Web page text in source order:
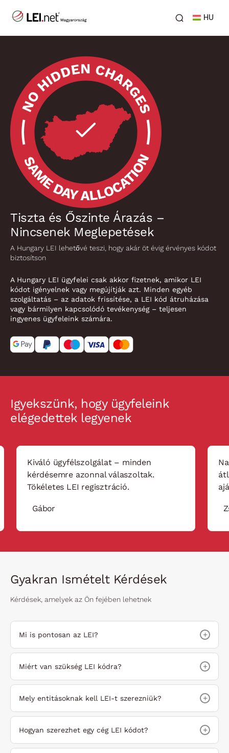
HU
Tiszta és Őszinte Árazás –
Nincsenek Meglepetések
A Hungary LEI lehetővé teszi, hogy akár öt évig érvényes kódot
biztosítson
A Hungary LEI ügyfelei csak akkor fizetnek, amikor LEI
kódot igényelnek vagy megújítják azt. Minden egyéb
szolgáltatás – az adatok frissítése, a LEI kód átruházása
vagy bármilyen kapcsolódó tevékenység – teljesen
ingyenes ügyfeleink számára.
Igyekszünk, hogy ügyfeleink
elégedettek legyenek
Kiváló ügyfélszolgálat – minden
kérdésemre azonnal válaszoltak.
Tökéletes LEI regisztráció.
Gábor
Gyakran Ismételt Kérdések
Kérdések, amelyek az Ön fejében lehetnek
Mi is pontosan az LEI? +
Miért van szükség LEI kódra? +
Mely entitásoknak kell LEI-t szerezniük? +
Hogyan szerezhet egy cég LEI kódot? +